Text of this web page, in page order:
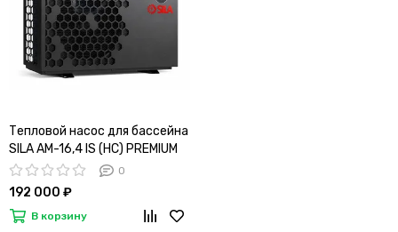
Тепловой насос для бассейна
SILA AM-16,4 IS (HC) PREMIUM
0
192 000 ₽
В корзину